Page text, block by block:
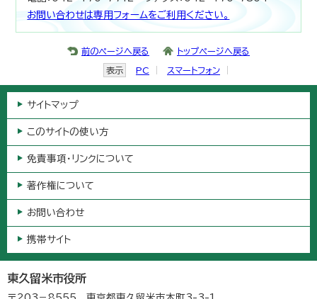
お問い合わせは専用フォームをご利用ください。
前のページへ戻る トップページへ戻る
表示 PC スマートフォン
サイトマップ
このサイトの使い方
免責事項・リンクについて
著作権について
お問い合わせ
携帯サイト
東久留米市役所